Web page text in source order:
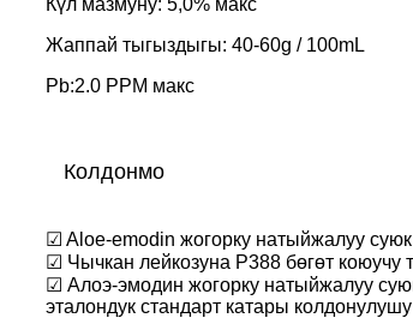
Күл мазмуну: 5,0% макс
Жаппай тыгыздыгы: 40-60g / 100mL
Pb:2.0 PPM макс
Колдонмо
☑ Aloe-emodin жогорку натыйжалуу
☑ Чычкан лейкозуна P388 бөгөт коюучу
☑ Алоэ-эмодин жогорку натыйжалуу
эталондук стандарт катары